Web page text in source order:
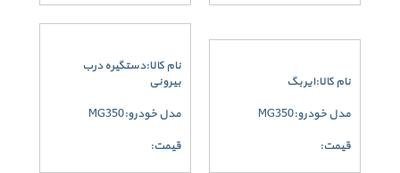
نام کالا:ایربگ
مدل خودرو:MG350
قیمت:
نام کالا:دستگیره درب
بیرونی
مدل خودرو:MG350
قیمت: